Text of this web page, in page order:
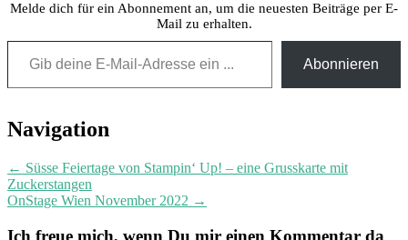
Melde dich für ein Abonnement an, um die neuesten Beiträge per E-
Mail zu erhalten.
Gib deine E-Mail-Adresse ein ...
Abonnieren
Post
Navigation
← Süsse Feiertage von Stampin‘ Up! – eine Grusskarte mit
Zuckerstangen
OnStage Wien November 2022 →
Ich freue mich, wenn Du mir einen Kommentar da